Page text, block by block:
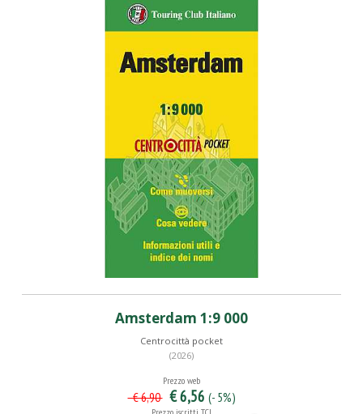
Amsterdam 1:9 000
Centrocittà pocket
(2026)
Prezzo web
€ 6,90 € 6,56 (- 5%)